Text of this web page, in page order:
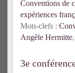
Conventions de
expériences
Mots-clefs :
Angèle Hermitte,
3e